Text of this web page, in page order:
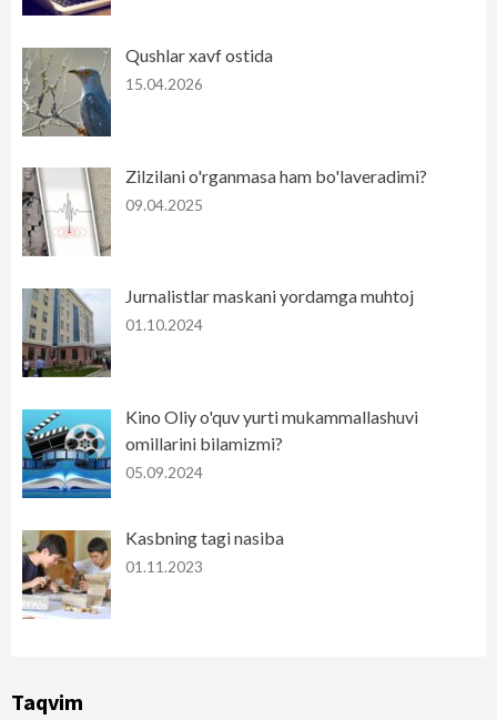
Qushlar xavf ostida
15.04.2026
Zilzilani o'rganmasa ham bo'laveradimi?
09.04.2025
Jurnalistlar maskani yordamga muhtoj
01.10.2024
Kino Oliy o'quv yurti mukammallashuvi
omillarini bilamizmi?
05.09.2024
Kasbning tagi nasiba
01.11.2023
Taqvim